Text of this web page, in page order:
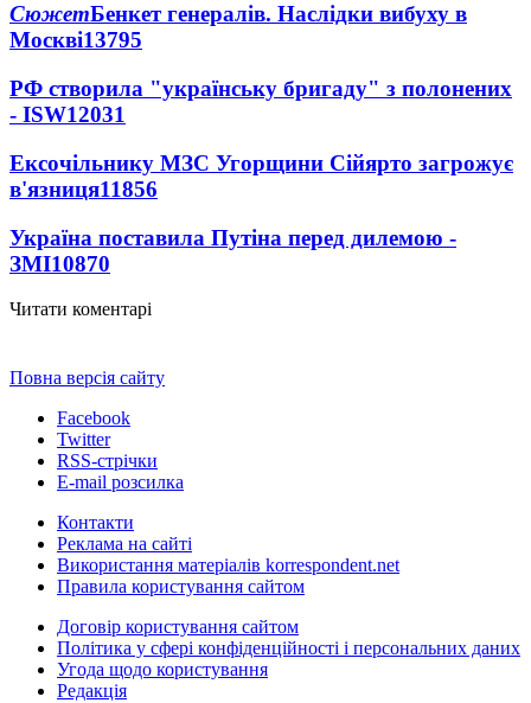
СюжетБенкет генералів. Наслідки вибуху в
Москві13795
РФ створила "українську бригаду" з полонених
- ISW12031
Ексочільнику МЗС Угорщини Сійярто загрожує
в'язниця11856
Україна поставила Путіна перед дилемою -
ЗМІ10870
Читати коментарі
Повна версія сайту
Facebook
Twitter
RSS-стрічки
E-mail розсилка
Контакти
Реклама на сайті
Використання матеріалів korrespondent.net
Правила користування сайтом
Договір користування сайтом
Політика у сфері конфіденційності і персональних даних
Угода щодо користування
Редакція